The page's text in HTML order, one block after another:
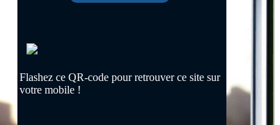
Flashez ce QR-code pour retrouver ce site sur
votre mobile !